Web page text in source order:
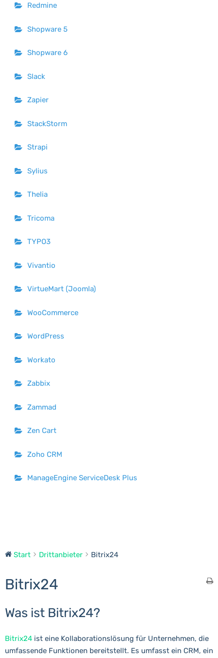
Redmine
Shopware 5
Shopware 6
Slack
Zapier
StackStorm
Strapi
Sylius
Thelia
Tricoma
TYPO3
Vivantio
VirtueMart (Joomla)
WooCommerce
WordPress
Workato
Zabbix
Zammad
Zen Cart
Zoho CRM
ManageEngine ServiceDesk Plus
Start Drittanbieter Bitrix24
Bitrix24
Was ist Bitrix24?
Bitrix24 ist eine Kollaborationslösung für Unternehmen, die
umfassende Funktionen bereitstellt. Es umfasst ein CRM, ein